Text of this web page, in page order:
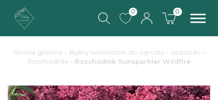
0 0
Strona główna - Byliny wieloletnie do ogrodu – sadzonki -
Rozchodniki - Rozchodnik Sunsparkler Wildfire